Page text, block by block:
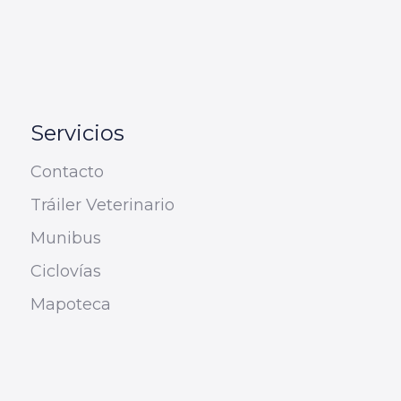
Servicios
Contacto
Tráiler Veterinario
Munibus
Ciclovías
Mapoteca